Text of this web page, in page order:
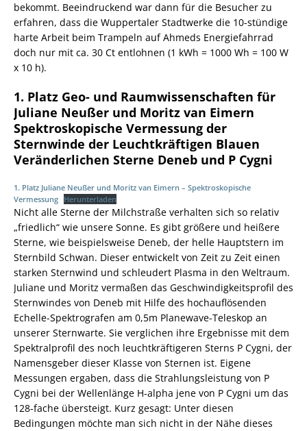
bekommt. Beeindruckend war dann für die Besucher zu
erfahren, dass die Wuppertaler Stadtwerke die 10-stündige
harte Arbeit beim Trampeln auf Ahmeds Energiefahrrad
doch nur mit ca. 30 Ct entlohnen (1 kWh = 1000 Wh = 100 W
x 10 h).
1. Platz Geo- und Raumwissenschaften für
Juliane Neußer und Moritz van Eimern
Spektroskopische Vermessung der
Sternwinde der Leuchtkräftigen Blauen
Veränderlichen Sterne Deneb und P Cygni
1. Platz Juliane Neußer und Moritz van Eimern – Spektroskopische
Vermessung Herunterladen
Nicht alle Sterne der Milchstraße verhalten sich so relativ
„friedlich“ wie unsere Sonne. Es gibt größere und heißere
Sterne, wie beispielsweise Deneb, der helle Hauptstern im
Sternbild Schwan. Dieser entwickelt von Zeit zu Zeit einen
starken Sternwind und schleudert Plasma in den Weltraum.
Juliane und Moritz vermaßen das Geschwindigkeitsprofil des
Sternwindes von Deneb mit Hilfe des hochauflösenden
Echelle-Spektrografen am 0,5m Planewave-Teleskop an
unserer Sternwarte. Sie verglichen ihre Ergebnisse mit dem
Spektralprofil des noch leuchtkräftigeren Sterns P Cygni, der
Namensgeber dieser Klasse von Sternen ist. Eigene
Messungen ergaben, dass die Strahlungsleistung von P
Cygni bei der Wellenlänge H-alpha jene von P Cygni um das
128-fache übersteigt. Kurz gesagt: Unter diesen
Bedingungen möchte man sich nicht in der Nähe dieses